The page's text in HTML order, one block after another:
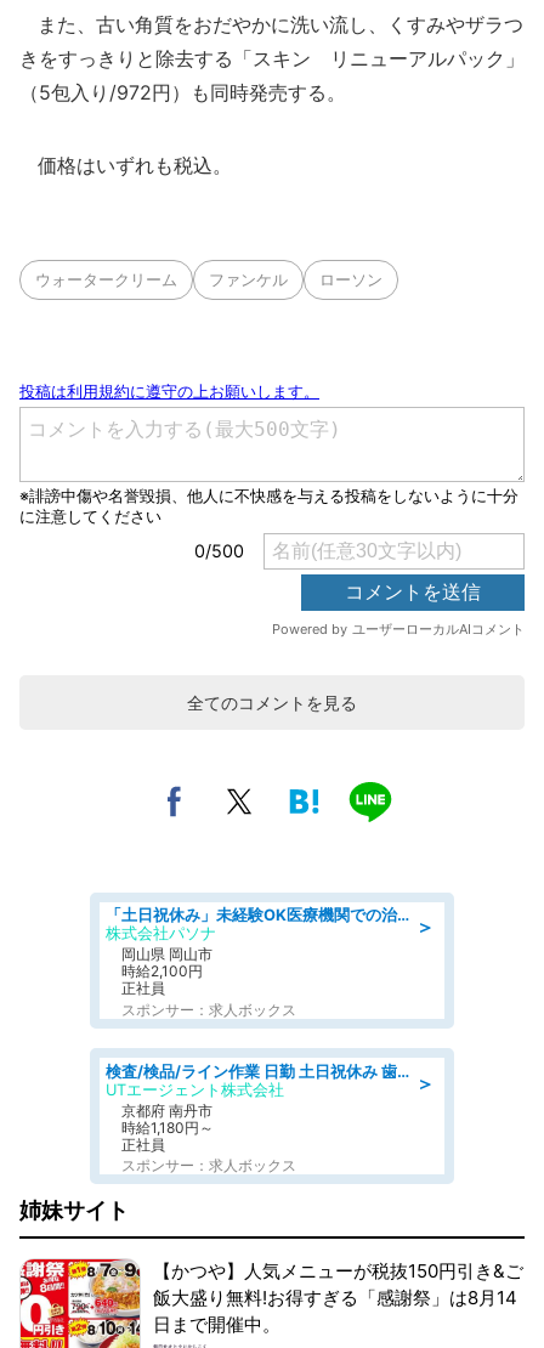
また、古い角質をおだやかに洗い流し、くすみやザラつ
きをすっきりと除去する「スキン リニューアルパック」
（5包入り/972円）も同時発売する。
価格はいずれも税込。
ウォータークリーム ファンケル ローソン
全てのコメントを見る
＞
「土日祝休み」未経験OK医療機関での治験コーディネーターのお仕事
株式会社パソナ
岡山県 岡山市
時給2,100円
正社員
スポンサー：求人ボックス
＞
検査/検品/ライン作業 日勤 土日祝休み 歯科模型製造 有償休憩あり 残業ほぼなし
UTエージェント株式会社
京都府 南丹市
時給1,180円～
正社員
スポンサー：求人ボックス
姉妹サイト
【かつや】人気メニューが税抜150円引き&ご
飯大盛り無料!お得すぎる「感謝祭」は8月14
日まで開催中。